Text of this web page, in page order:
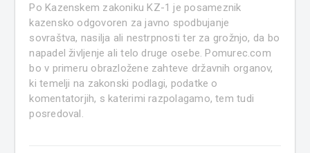
Po Kazenskem zakoniku KZ-1 je posameznik
kazensko odgovoren za javno spodbujanje
sovraštva, nasilja ali nestrpnosti ter za grožnjo, da bo
napadel življenje ali telo druge osebe. Pomurec.com
bo v primeru obrazložene zahteve državnih organov,
ki temelji na zakonski podlagi, podatke o
komentatorjih, s katerimi razpolagamo, tem tudi
posredoval.